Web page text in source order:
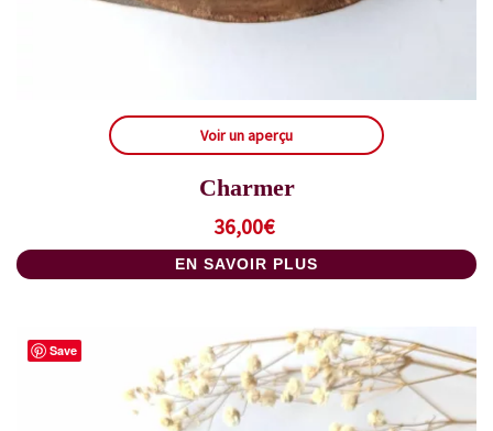
Voir un aperçu
Charmer
36,00€
EN SAVOIR PLUS
Save